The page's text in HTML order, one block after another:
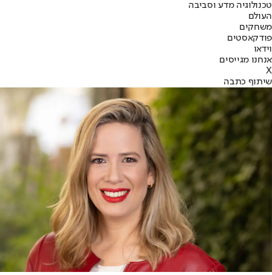
טכנולוגיה מדע וסביבה
העולם
משחקים
פודקאסטים
וידאו
אנחנו מגייסים
X
שיתוף כתבה